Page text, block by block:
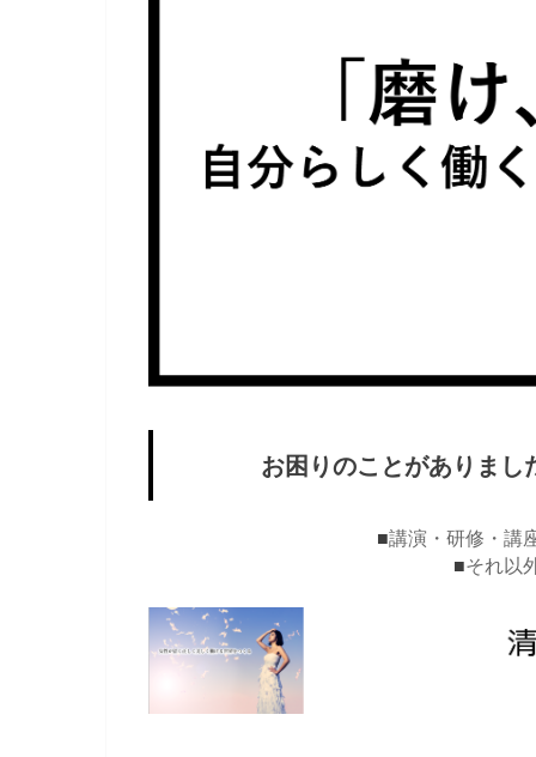
お困りのことがありまし
■講演・研修・講
■それ以